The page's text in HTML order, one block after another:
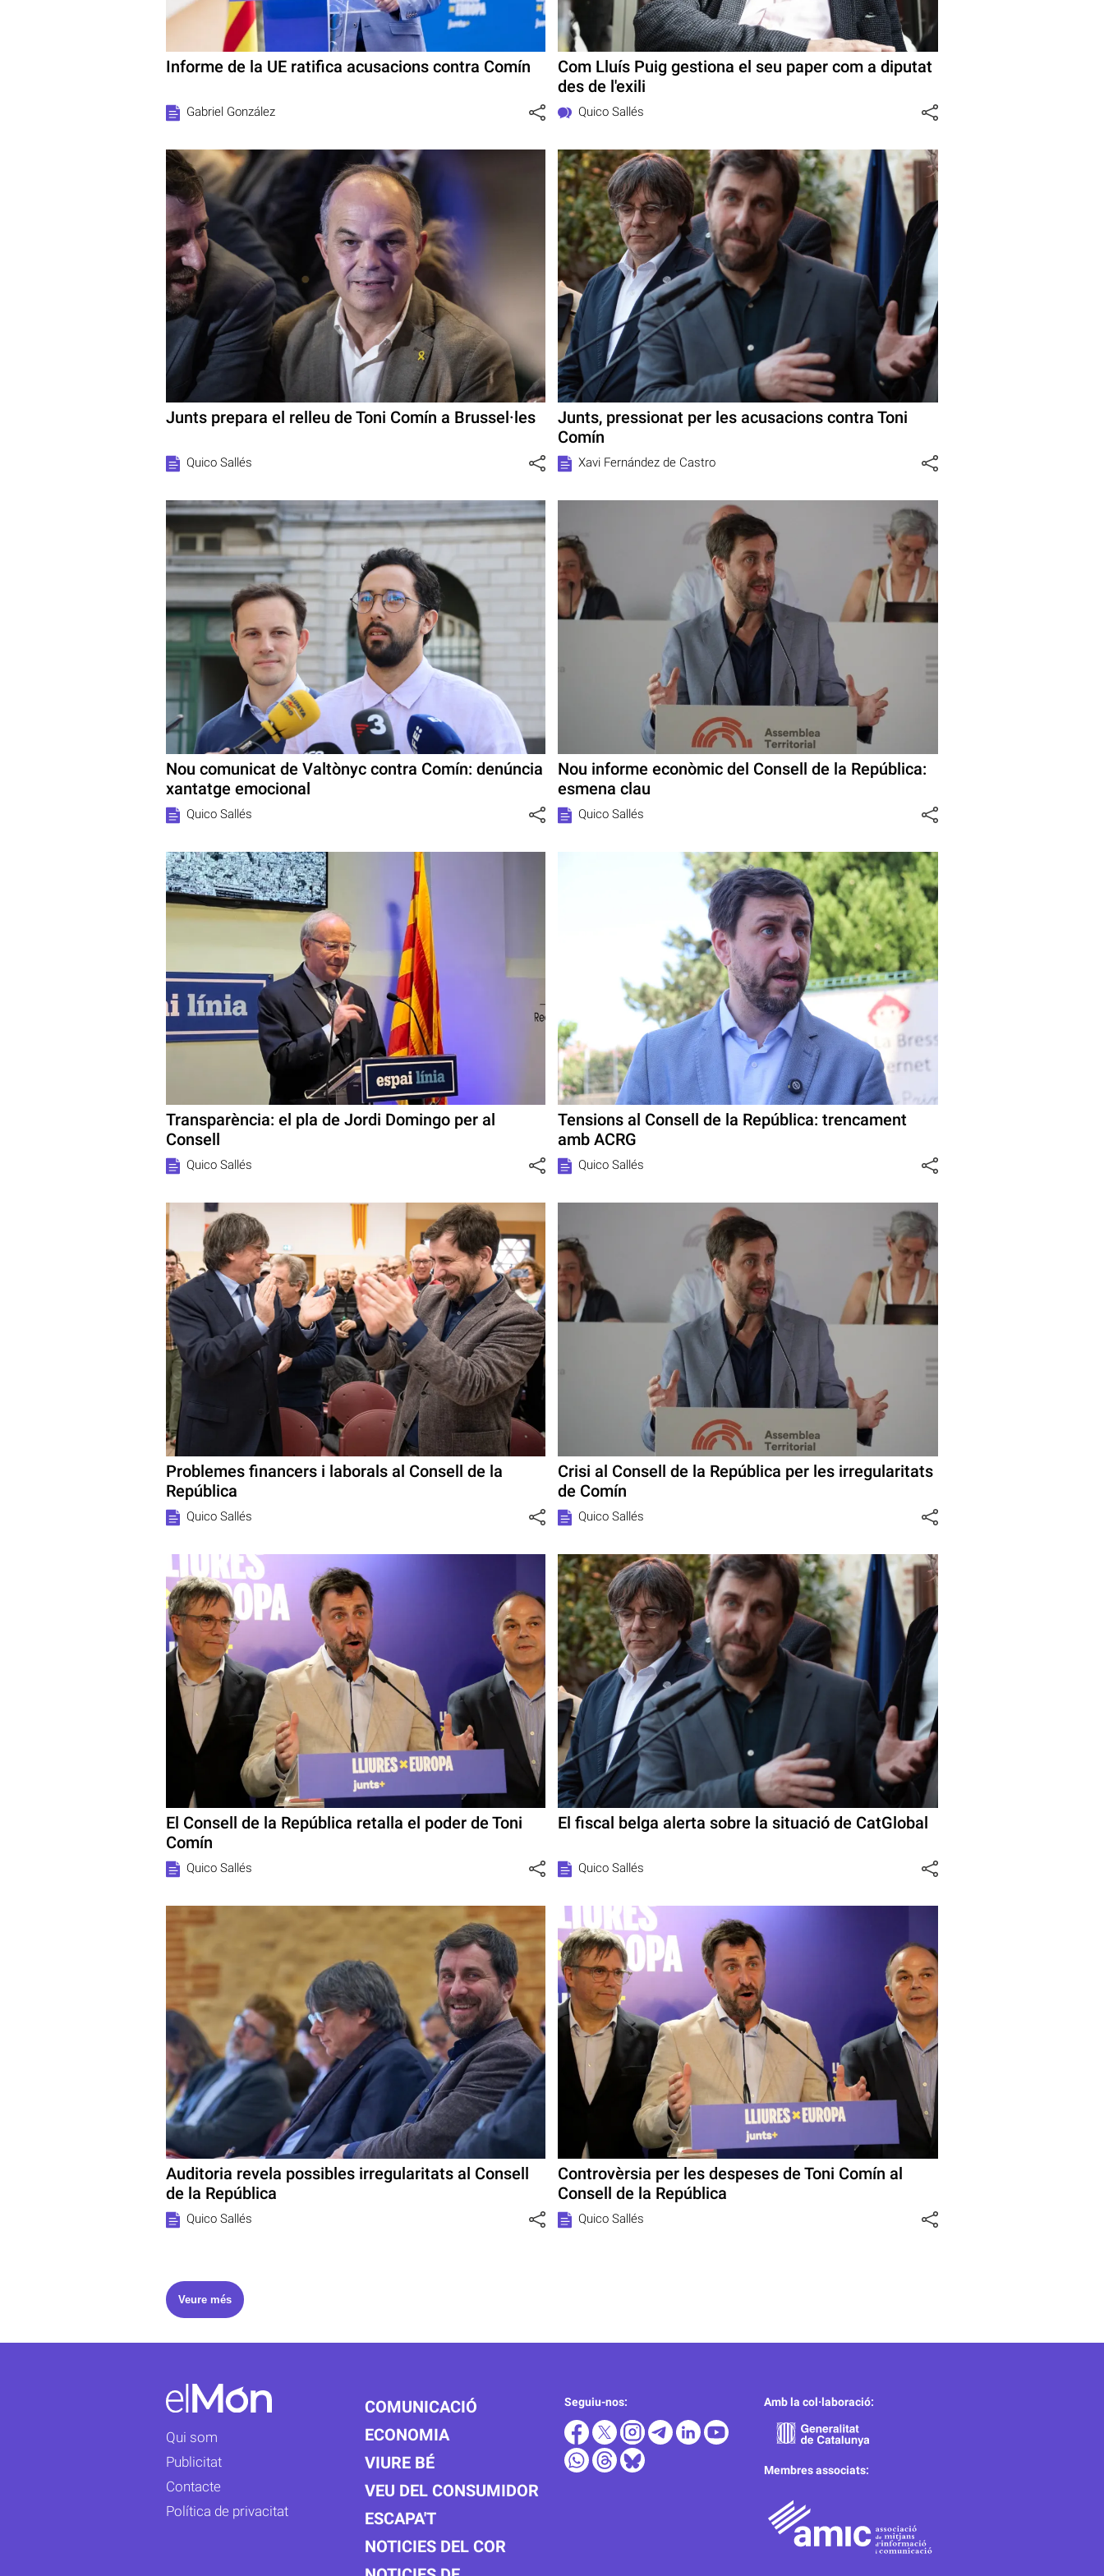
Informe de la UE ratifica acusacions contra Comín
Gabriel González
Com Lluís Puig gestiona el seu paper com a diputat
des de l'exili
Quico Sallés
Junts prepara el relleu de Toni Comín a Brussel·les
Quico Sallés
Junts, pressionat per les acusacions contra Toni
Comín
Xavi Fernández de Castro
Nou comunicat de Valtònyc contra Comín: denúncia
xantatge emocional
Quico Sallés
Nou informe econòmic del Consell de la República:
esmena clau
Quico Sallés
Transparència: el pla de Jordi Domingo per al
Consell
Quico Sallés
Tensions al Consell de la República: trencament
amb ACRG
Quico Sallés
Problemes financers i laborals al Consell de la
República
Quico Sallés
Crisi al Consell de la República per les irregularitats
de Comín
Quico Sallés
El Consell de la República retalla el poder de Toni
Comín
Quico Sallés
El fiscal belga alerta sobre la situació de CatGlobal
Quico Sallés
Auditoria revela possibles irregularitats al Consell
de la República
Quico Sallés
Controvèrsia per les despeses de Toni Comín al
Consell de la República
Quico Sallés
Veure més
Qui som
Publicitat
Contacte
Política de privacitat
COMUNICACIÓ
ECONOMIA
VIURE BÉ
VEU DEL CONSUMIDOR
ESCAPA'T
NOTICIES DEL COR
Seguiu-nos: Amb la col·laboració:
Membres associats: